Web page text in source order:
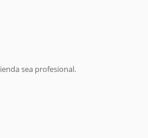
sea profesional.